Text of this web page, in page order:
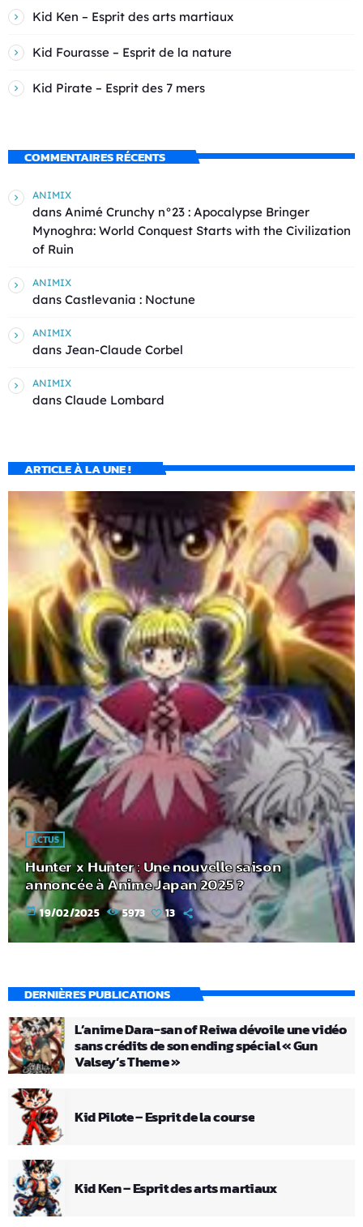
Kid Ken – Esprit des arts martiaux
Kid Fourasse – Esprit de la nature
Kid Pirate – Esprit des 7 mers
COMMENTAIRES RÉCENTS
ANIMIX
dans Animé Crunchy n°23 : Apocalypse Bringer
Mynoghra: World Conquest Starts with the Civilization
of Ruin
ANIMIX
dans Castlevania : Noctune
ANIMIX
dans Jean-Claude Corbel
ANIMIX
dans Claude Lombard
ARTICLE À LA UNE !
ACTUS
Hunter x Hunter : Une nouvelle saison
annoncée à Anime Japan 2025 ?
today 19/02/2025 5973 13
DERNIÈRES PUBLICATIONS
L’anime Dara-san of Reiwa dévoile une vidéo
sans crédits de son ending spécial « Gun
Valsey’s Theme »
Kid Pilote – Esprit de la course
Kid Ken – Esprit des arts martiaux